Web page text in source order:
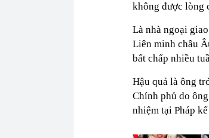
không được lòng
Là nhà ngoại
Liên minh châu
bất chấp nhiều
Hậu quả là ông
Chính phủ do
nhiệm tại Pháp